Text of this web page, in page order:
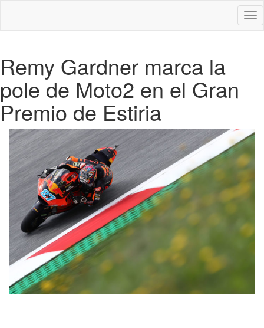
Remy Gardner marca la
pole de Moto2 en el Gran
Premio de Estiria